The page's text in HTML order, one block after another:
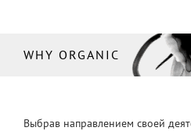
WHY ORGANIC
Выбрав направлением своей